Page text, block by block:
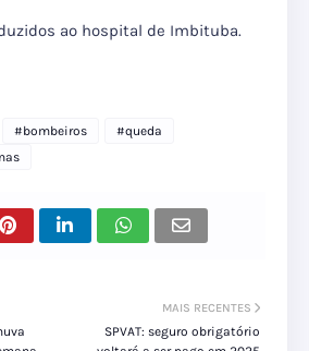
ao hospital de Imbituba.
#bombeiros
#queda
MAIS RECENTES
SPVAT: seguro obrigatório